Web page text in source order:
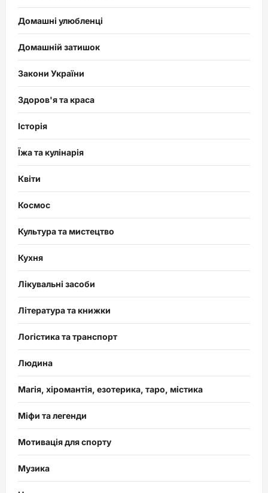
Домашні улюбленці
Домашній затишок
Закони України
Здоров'я та краса
Історія
Їжа та кулінарія
Квіти
Космос
Культура та мистецтво
Кухня
Лікувальні засоби
Література та книжки
Логістика та транспорт
Людина
Магія, хіромантія, езотерика, таро, містика
Міфи та легенди
Мотивація для спорту
Музика